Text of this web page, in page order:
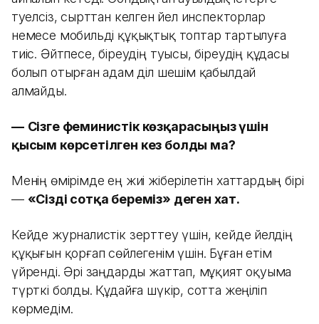
тәуелсіз, сырттан келген әйел инспекторлар
немесе мобильді құқықтық топтар тартылуға
тиіс. Әйтпесе, біреудің туысы, біреудің құдасы
болып отырған адам әділ шешім қабылдай
алмайды.
— Сізге феминистік көзқарасыңыз үшін
қысым көрсетілген кез болды ма?
Менің өмірімде ең жиі жіберілетін хаттардың бірі
— «Сізді сотқа береміз» деген хат.
Кейде журналистік зерттеу үшін, кейде әйелдің
құқығын қорғап сөйлегенім үшін. Бұған етім
үйренді. Әрі заңдарды жаттап, мұқият оқуыма
түрткі болды. Құдайға шүкір, сотта жеңіліп
көрмедім.